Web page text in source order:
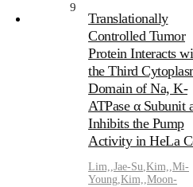
9
Translationally
Controlled Tumor
Protein Interacts
the Third
Domain of Na, K-
ATPase α Subunit
Inhibits the Pump
Activity in HeLa
Lim,,Jae-Su,Kim,,Mi-
Young,Kim,,Moon-